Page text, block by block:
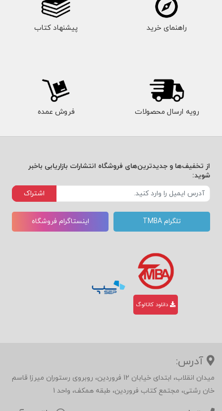
راهنمای خرید پیشنهاد کتاب
رویه ارسال محصولات فروش عمده
از تخفیف‌ها و جدیدترین‌های فروشگاه انتشارات بازاریابی باخبر
شوید:
اشتراک
تلگرام TMBA اینستاگرام فروشگاه
دانلود کاتالوگ
آدرس:
میدان انقلاب، ابتدای خیابان 12 فروردین، روبروی رستوران میرزا قاسم
خان رشتی، مجتمع کتاب فروردین، طبقه همکف، واحد 1